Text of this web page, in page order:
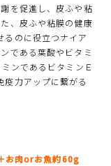
を促進し、皮ふや粘
、皮ふや粘膜の健康
るのに役立つナイア
である葉酸やビタミ
ンであるビタミンＥ
力アップに繋がる
お肉orお魚約60g